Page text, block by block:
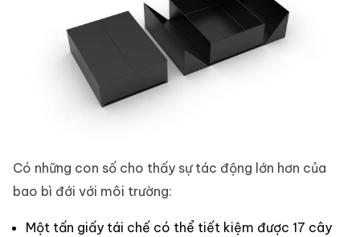
Có những con số cho thấy sự tác động lớn hơn của
bao bì đới với môi trường:
Một tấn giấy tái chế có thể tiết kiệm được 17 cây